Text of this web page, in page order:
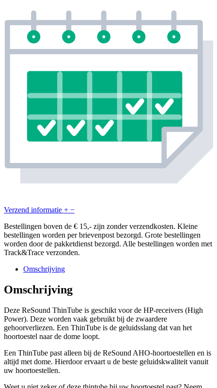
Verzend informatie + −
Bestellingen boven de € 15,- zijn zonder verzendkosten. Kleine
bestellingen worden per brievenpost bezorgd. Grote bestellingen
worden door de pakketdienst bezorgd. Alle bestellingen worden met
Track&Trace verzonden.
Omschrijving
Omschrijving
Deze ReSound ThinTube is geschikt voor de HP-receivers (High
Power). Deze worden vaak gebruikt bij de zwaardere
gehoorverliezen. Een ThinTube is de geluidsslang dat van het
hoortoestel naar de dome loopt.
Een ThinTube past alleen bij de ReSound AHO-hoortoestellen en is
altijd met dome. Hierdoor ervaart u de beste geluidskwaliteit vanuit
uw hoortoestellen.